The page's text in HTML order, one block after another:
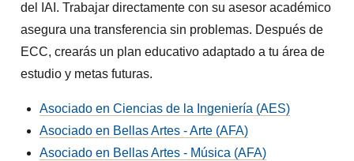
del IAI. Trabajar directamente con su asesor académico
asegura una transferencia sin problemas. Después de
ECC, crearás un plan educativo adaptado a tu área de
estudio y metas futuras.
Asociado en Ciencias de la Ingeniería (AES)
Asociado en Bellas Artes - Arte (AFA)
Asociado en Bellas Artes - Música (AFA)